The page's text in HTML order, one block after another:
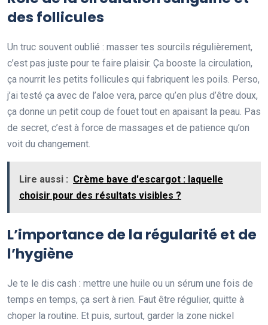
des follicules
Un truc souvent oublié : masser tes sourcils régulièrement,
c’est pas juste pour te faire plaisir. Ça booste la circulation,
ça nourrit les petits follicules qui fabriquent les poils. Perso,
j’ai testé ça avec de l’aloe vera, parce qu’en plus d’être doux,
ça donne un petit coup de fouet tout en apaisant la peau. Pas
de secret, c’est à force de massages et de patience qu’on
voit du changement.
Lire aussi : Crème bave d'escargot : laquelle
choisir pour des résultats visibles ?
L’importance de la régularité et de
l’hygiène
Je te le dis cash : mettre une huile ou un sérum une fois de
temps en temps, ça sert à rien. Faut être régulier, quitte à
choper la routine. Et puis, surtout, garder la zone nickel